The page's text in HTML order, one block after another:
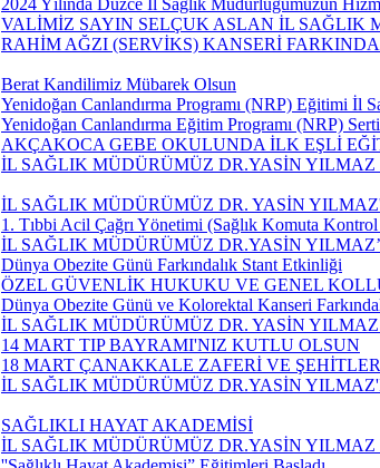
VALİMİZ SAYIN SELÇUK ASLAN İL SAĞLIK
RAHİM AĞZI (SERVİKS) KANSERİ
Berat Kandilimiz Mübarek Olsun
Yenidoğan Canlandırma Programı (NRP) Eğitimi İl
Yenidoğan Canlandırma Eğitim Programı (NRP)
AKÇAKOCA GEBE OKULUNDA İLK EŞLİ
İL SAĞLIK MÜDÜRÜMÜZ DR.YASİN
İL SAĞLIK MÜDÜRÜMÜZ DR. YASİN
1. Tıbbi Acil Çağrı Yönetimi (Sağlık Komuta
İL SAĞLIK MÜDÜRÜMÜZ DR.YASİN
Dünya Obezite Günü Farkındalık Stant Etkinliği
ÖZEL GÜVENLİK HUKUKU VE GENEL
Dünya Obezite Günü ve Kolorektal Kanseri
İL SAĞLIK MÜDÜRÜMÜZ DR. YASİN
14 MART TIP BAYRAMI'NIZ KUTLU OLSUN
18 MART ÇANAKKALE ZAFERİ VE
İL SAĞLIK MÜDÜRÜMÜZ DR.YASİN
SAĞLIKLI HAYAT AKADEMİSİ
İL SAĞLIK MÜDÜRÜMÜZ DR.YASİN